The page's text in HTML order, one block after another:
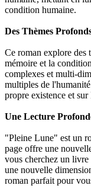
condition humaine.
Des Thèmes
Ce roman explore des
mémoire et la
complexes et multi-
multiples de
propre existence et
Une Lecture
"Pleine Lune" est un
page offre une
vous cherchez un
une nouvelle
roman parfait pour